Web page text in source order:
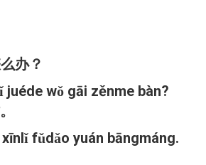
办？
wǒ gāi zěnme bàn?
fǔdǎo yuán bāngmáng.